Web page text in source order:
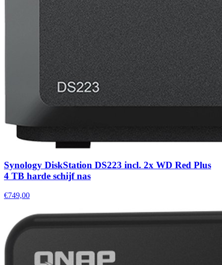
Synology DiskStation DS223 incl. 2x WD Red Plus
4 TB harde schijf nas
€749,00